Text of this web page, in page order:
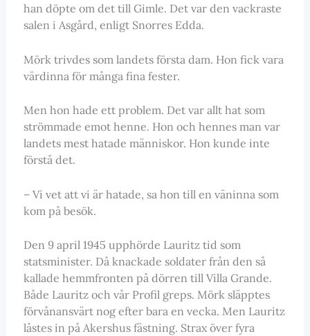
han döpte om det till Gimle. Det var den vackraste
salen i Asgård, enligt Snorres Edda.
Mörk trivdes som landets första dam. Hon fick vara
värdinna för många fina fester.
Men hon hade ett problem. Det var allt hat som
strömmade emot henne. Hon och hennes man var
landets mest hatade människor. Hon kunde inte
förstå det.
– Vi vet att vi är hatade, sa hon till en väninna som
kom på besök.
Den 9 april 1945 upphörde Lauritz tid som
statsminister. Då knackade soldater från den så
kallade hemmfronten på dörren till Villa Grande.
Både Lauritz och vår Profil greps. Mörk släpptes
förvånansvärt nog efter bara en vecka. Men Lauritz
låstes in på Akershus fästning. Strax över fyra